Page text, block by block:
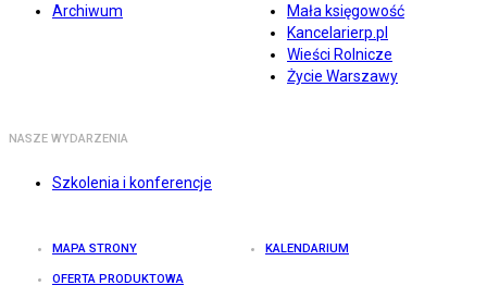
Archiwum
Mała księgowość
Kancelarierp.pl
Wieści Rolnicze
Życie Warszawy
NASZE WYDARZENIA
Szkolenia i konferencje
MAPA STRONY KALENDARIUM
OFERTA PRODUKTOWA